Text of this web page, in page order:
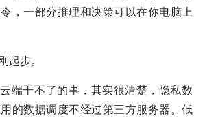
，一部分推理和决策可以在你电脑上
起步。
端干不了的事，其实很清楚，隐私数
的数据调度不经过第三方服务器。低